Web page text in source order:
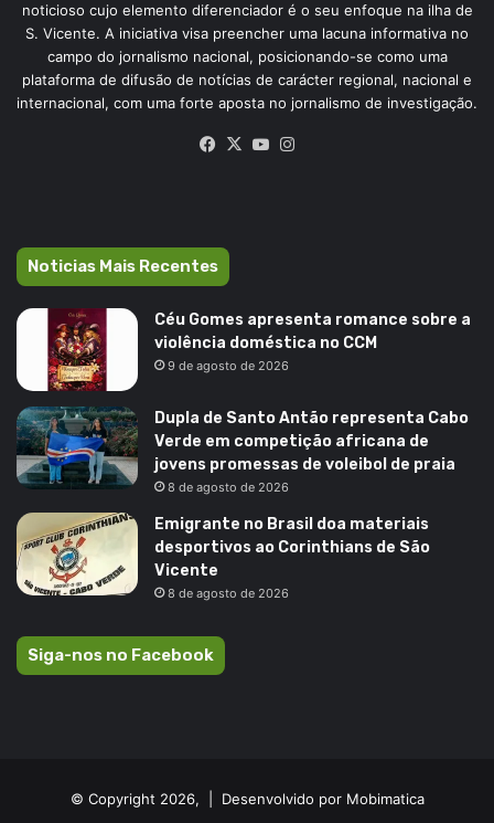
noticioso cujo elemento diferenciador é o seu enfoque na ilha de
S. Vicente. A iniciativa visa preencher uma lacuna informativa no
campo do jornalismo nacional, posicionando-se como uma
plataforma de difusão de notícias de carácter regional, nacional e
internacional, com uma forte aposta no jornalismo de investigação.
Facebook
X YouTube
Noticias Mais Recentes
Céu Gomes apresenta romance sobre a
violência doméstica no CCM
9 de agosto de 2026
Dupla de Santo Antão representa Cabo
Verde em competição africana de
jovens promessas de voleibol de praia
8 de agosto de 2026
Emigrante no Brasil doa materiais
desportivos ao Corinthians de São
Vicente
8 de agosto de 2026
Siga-nos no Facebook
© Copyright 2026, | Desenvolvido por Mobimatica